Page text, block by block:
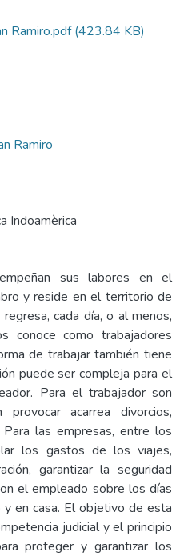
Ramiro.pdf(423.84 KB)
Ramiro
Indoamèrica
sus labores en el
y reside en el territorio de
cada día, o al menos,
conoce como trabajadores
de trabajar también tiene
puede ser compleja para el
Para el trabajador son
provocar acarrea divorcios,
las empresas, entre los
los gastos de los viajes,
garantizar la seguridad
el empleado sobre los días
en casa. El objetivo de esta
judicial y el principio
proteger y garantizar los